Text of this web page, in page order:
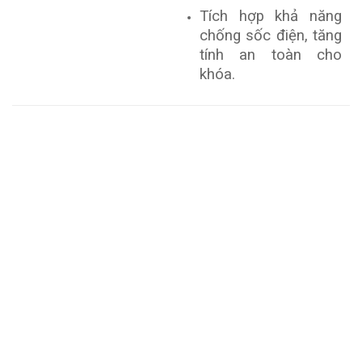
Tích hợp khả năng
chống sốc điện, tăng
tính an toàn cho
khóa.